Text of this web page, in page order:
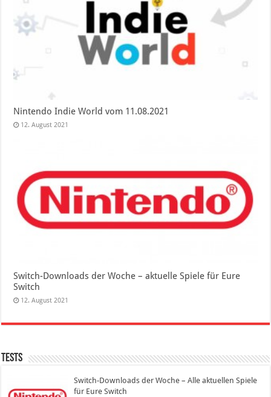
Nintendo Indie World vom 11.08.2021
12. August 2021
Switch-Downloads der Woche – aktuelle Spiele für Eure
Switch
12. August 2021
Tests
Switch-Downloads der Woche – Alle aktuellen Spiele
für Eure Switch